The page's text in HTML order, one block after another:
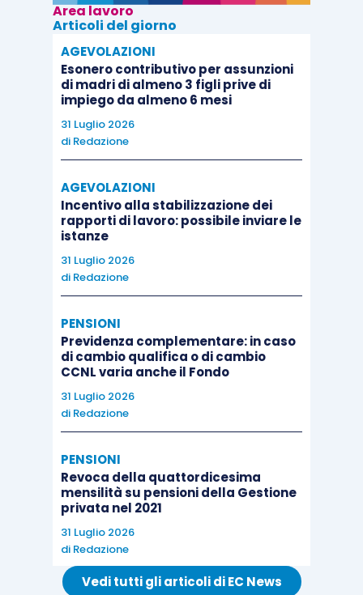
Area lavoro
Articoli del giorno
AGEVOLAZIONI
Esonero contributivo per assunzioni
di madri di almeno 3 figli prive di
impiego da almeno 6 mesi
31 Luglio 2026
di Redazione
AGEVOLAZIONI
Incentivo alla stabilizzazione dei
rapporti di lavoro: possibile inviare le
istanze
31 Luglio 2026
di Redazione
PENSIONI
Previdenza complementare: in caso
di cambio qualifica o di cambio
CCNL varia anche il Fondo
31 Luglio 2026
di Redazione
PENSIONI
Revoca della quattordicesima
mensilità su pensioni della Gestione
privata nel 2021
31 Luglio 2026
di Redazione
Vedi tutti gli articoli di EC News